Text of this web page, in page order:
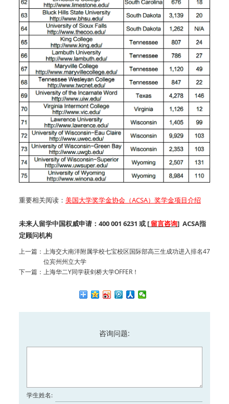
重要相关阅读： 美国大学奖学金协会（ACSA）奖学金项目介绍
未来人留学中国权威申请：400 001 6231 或 [ 留言咨询] ACSA指
定顾问机构
上一篇： 上海交大南洋附属学校七宝校区国际部高三生成功进入排名47
位宾州州立大学
下一篇： 上海华二Y同学获剑桥大学OFFER！
咨询问题:
学生姓名: